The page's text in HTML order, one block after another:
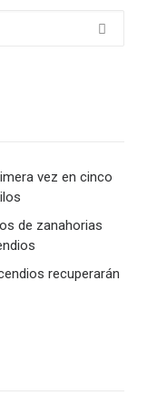
vez en cinco
de zanahorias
recuperarán